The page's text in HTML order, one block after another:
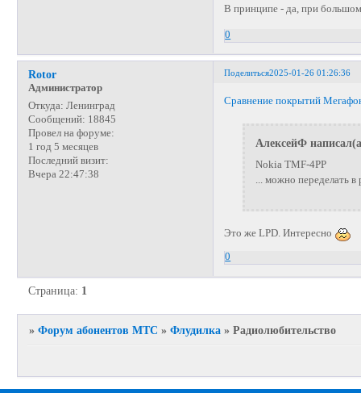
В принципе - да, при большом
0
Поделиться2025-01-26 01:26:36
Rotor
Администратор
Откуда: Ленинград
Сообщений: 18845
Провел на форуме:
1 год 5 месяцев
Последний визит:
Вчера 22:47:38
Сравнение покрытий
АлексейФ
Nokia TMF-4PP
... можно переделать
Это же LPD. Интересно
0
Страница: 1
»Форум абонентов МТС »Флудилка »Радиолюбительство